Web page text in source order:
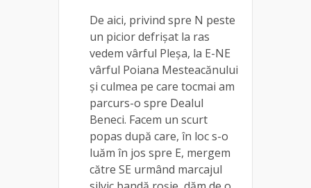
De aici, privind spre N peste
un picior defrişat la ras
vedem vârful Pleşa, la E-NE
vârful Poiana Mesteacănului
şi culmea pe care tocmai am
parcurs-o spre Dealul
Beneci. Facem un scurt
popas după care, în loc s-o
luăm în jos spre E, mergem
către SE urmând marcajul